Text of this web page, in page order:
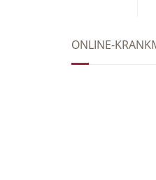
ONLINE-